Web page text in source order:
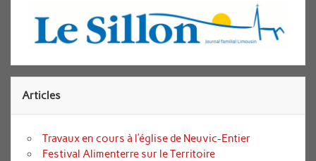
Articles
Travaux en cours à l’église de Neuvic-Entier
Festival Alimenterre sur le Territoire